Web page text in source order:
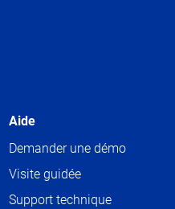
Aide
Demander une démo
Visite guidée
Support technique